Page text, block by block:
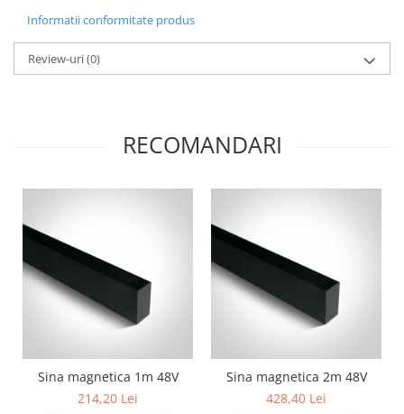
Informatii conformitate produs
Review-uri(0)
RECOMANDARI
Sina magnetica 1m 48V
214,20 Lei
Sina magnetica 2m 48V
428,40 Lei